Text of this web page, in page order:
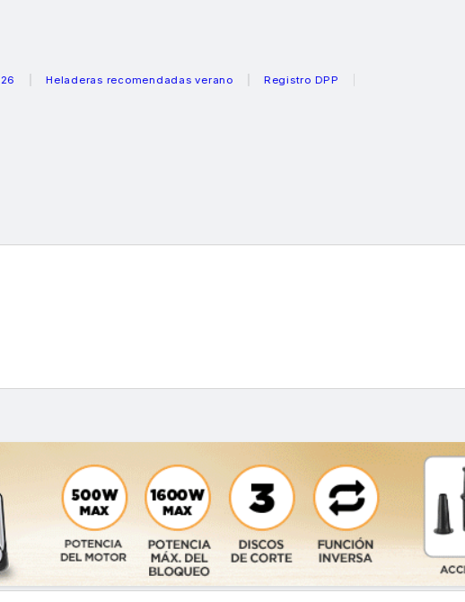
Heladeras recomendadas verano Registro DPP